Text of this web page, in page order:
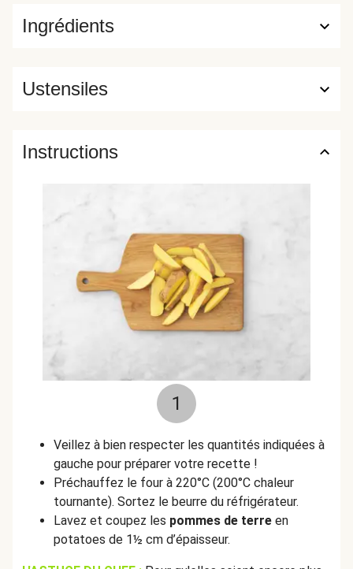
Ingrédients
Ustensiles
Instructions
1
Veillez à bien respecter les quantités indiquées à
gauche pour préparer votre recette !
Préchauffez le four à 220°C (200°C chaleur
tournante). Sortez le beurre du réfrigérateur.
Lavez et coupez les pommes de terre en
potatoes de 1½ cm d’épaisseur.